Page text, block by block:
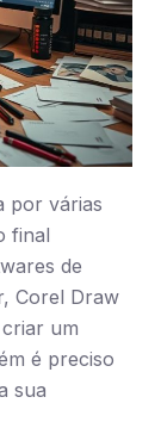
por várias
final
de
Corel Draw
um
é preciso
sua